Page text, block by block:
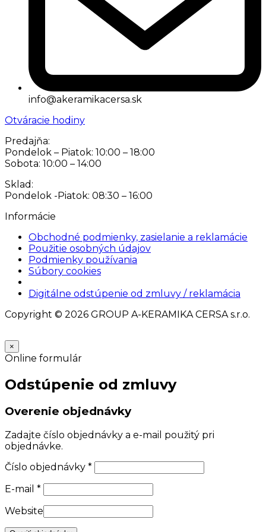
info@akeramikacersa.sk
Otváracie hodiny
Predajňa:
Pondelok – Piatok: 10:00 – 18:00
Sobota: 10:00 – 14:00
Sklad:
Pondelok -Piatok: 08:30 – 16:00
Informácie
Obchodné podmienky, zasielanie a reklamácie
Použitie osobných údajov
Podmienky používania
Súbory cookies
Digitálne odstúpenie od zmluvy / reklamácia
Copyright © 2026 GROUP A-KERAMIKA CERSA s.r.o.
×
Online formulár
Odstúpenie od zmluvy
Overenie objednávky
Zadajte číslo objednávky a e-mail použitý pri
objednávke.
Číslo objednávky *
E-mail *
Website